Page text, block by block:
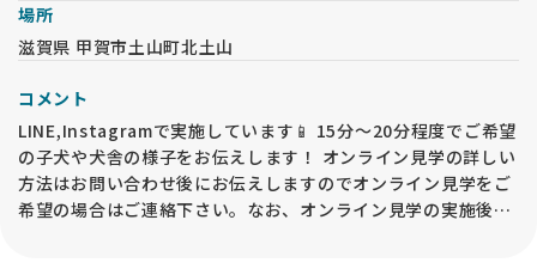
場所
滋賀県 甲賀市土山町北土山
コメント
LINE,Instagramで実施しています📱 15分〜20分程度でご希望
の子犬や犬舎の様子をお伝えします！ オンライン見学の詳しい
方法はお問い合わせ後にお伝えしますのでオンライン見学をご
希望の場合はご連絡下さい。なお、オンライン見学の実施後で